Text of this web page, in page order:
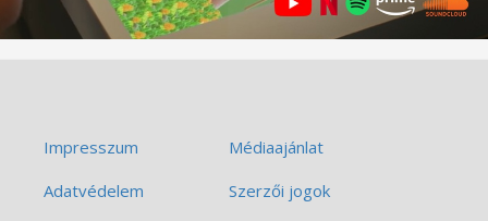
Impresszum
Médiaajánlat
Adatvédelem
Szerzői jogok